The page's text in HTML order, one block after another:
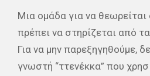
Μια ομάδα για να
πρέπει να στηρίζεται από
Για να μην παρεξηγηθούμε,
γνωστή “ττενέκκα” που